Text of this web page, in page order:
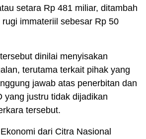
setara Rp 481 miliar, ditambah
immateriil sebesar Rp 50
dinilai menyisakan
terutama terkait pihak yang
jawab atas penerbitan dan
yang justru tidak dijadikan
tersebut.
dari Citra Nasional